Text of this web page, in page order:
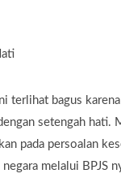
terlihat bagus
setengah hati.
pada persoalan
melalui BPJS